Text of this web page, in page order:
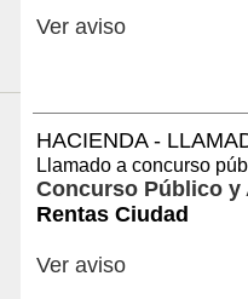
Ver aviso
HACIENDA -
Llamado a concurso
Concurso Público y
Rentas Ciudad
Ver aviso